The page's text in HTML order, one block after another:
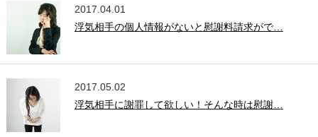
2017.04.01
浮気相手の個人情報がないと慰謝料請求がで…
2017.05.02
浮気相手に謝罪して欲しい！そんな時は慰謝…